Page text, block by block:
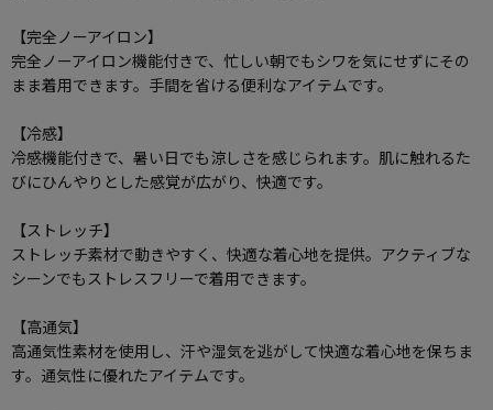
【完全ノーアイロン】
完全ノーアイロン機能付きで、忙しい朝でもシワを気にせずにその
まま着用できます。手間を省ける便利なアイテムです。
【冷感】
冷感機能付きで、暑い日でも涼しさを感じられます。肌に触れるた
びにひんやりとした感覚が広がり、快適です。
【ストレッチ】
ストレッチ素材で動きやすく、快適な着心地を提供。アクティブな
シーンでもストレスフリーで着用できます。
【高通気】
高通気性素材を使用し、汗や湿気を逃がして快適な着心地を保ちま
す。通気性に優れたアイテムです。